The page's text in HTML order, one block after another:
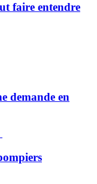
faire entendre
demande en